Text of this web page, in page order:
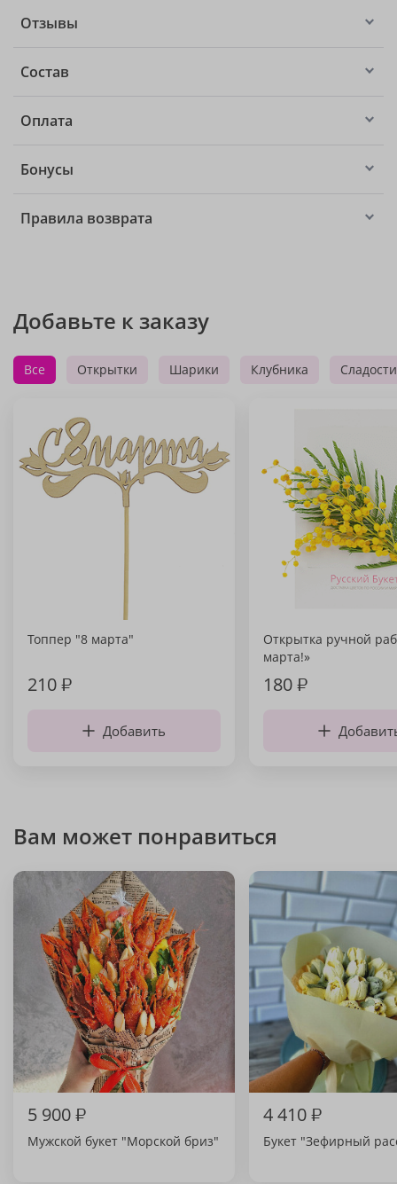
Отзывы
Состав
Оплата
Бонусы
Правила возврата
Добавьте к заказу
Все Открытки Шарики Клубника Сладости
Топпер "8 марта"
210₽
Добавить
Открытка ручной
марта!»
180₽
Вам может понравиться
5 900₽
Мужской букет "Морской бриз"
4 410₽
Букет "Зефирный